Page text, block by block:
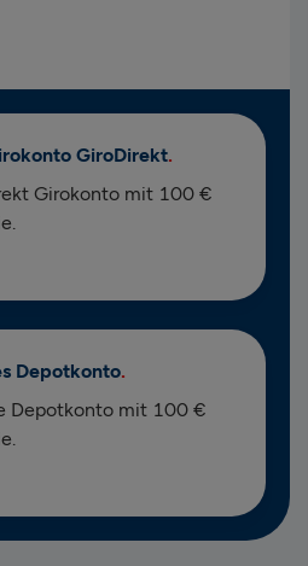
GiroDirekt
Girokonto mit 100 €
Depotkonto
Depotkonto mit 100 €